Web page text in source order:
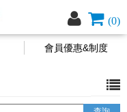
(0)
會員優惠&制度